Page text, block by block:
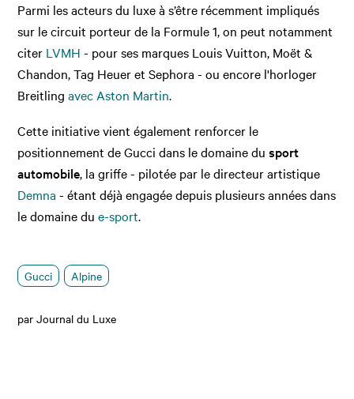
Parmi les acteurs du luxe à s’être récemment impliqués
sur le circuit porteur de la Formule 1, on peut notamment
citer LVMH - pour ses marques Louis Vuitton, Moët &
Chandon, Tag Heuer et Sephora - ou encore l'horloger
Breitlingavec Aston Martin.
Cette initiative vient également renforcer le
positionnement de Gucci dans le domaine dusport
automobile, la griffe - pilotée par le directeur artistique
Demna - étant déjà engagée depuis plusieurs années dans
le domaine due-sport.
Gucci Alpine
par Journal du Luxe